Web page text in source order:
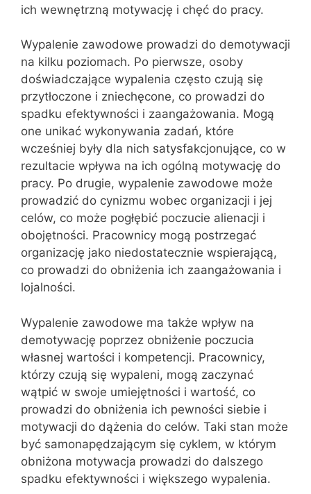
ich wewnętrzną motywację i chęć do pracy.
Wypalenie zawodowe prowadzi do demotywacji
na kilku poziomach. Po pierwsze, osoby
doświadczające wypalenia często czują się
przytłoczone i zniechęcone, co prowadzi do
spadku efektywności i zaangażowania. Mogą
one unikać wykonywania zadań, które
wcześniej były dla nich satysfakcjonujące, co w
rezultacie wpływa na ich ogólną motywację do
pracy. Po drugie, wypalenie zawodowe może
prowadzić do cynizmu wobec organizacji i jej
celów, co może pogłębić poczucie alienacji i
obojętności. Pracownicy mogą postrzegać
organizację jako niedostatecznie wspierającą,
co prowadzi do obniżenia ich zaangażowania i
lojalności.
Wypalenie zawodowe ma także wpływ na
demotywację poprzez obniżenie poczucia
własnej wartości i kompetencji. Pracownicy,
którzy czują się wypaleni, mogą zaczynać
wątpić w swoje umiejętności i wartość, co
prowadzi do obniżenia ich pewności siebie i
motywacji do dążenia do celów. Taki stan może
być samonapędzającym się cyklem, w którym
obniżona motywacja prowadzi do dalszego
spadku efektywności i większego wypalenia.